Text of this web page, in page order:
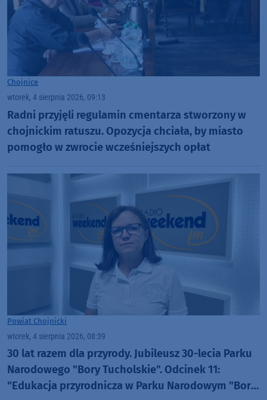
Chojnice
wtorek, 4 sierpnia 2026, 09:13
Radni przyjęli regulamin cmentarza stworzony w
chojnickim ratuszu. Opozycja chciała, by miasto
pomogło w zwrocie wcześniejszych opłat
Powiat Chojnicki
wtorek, 4 sierpnia 2026, 08:39
30 lat razem dla przyrody. Jubileusz 30-lecia Parku
Narodowego "Bory Tucholskie". Odcinek 11:
"Edukacja przyrodnicza w Parku Narodowym "Bory